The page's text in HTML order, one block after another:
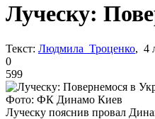
Луческу:
Текст: Людмила Троценко, 4
0
599
Фото: ФК Динамо Киев
Луческу пояснив провал